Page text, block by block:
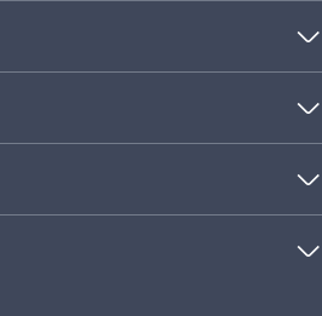
seta_baixo
seta_baixo
seta_baixo
seta_baixo